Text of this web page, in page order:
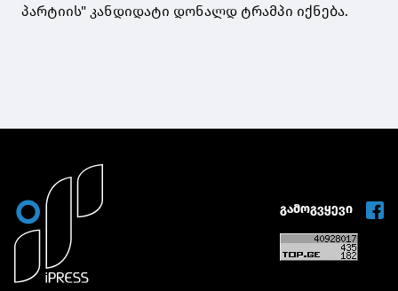
პარტიის" კანდიდატი დონალდ ტრამპი იქნება.
გამოგვყევი